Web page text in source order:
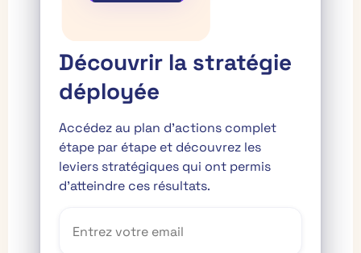
Découvrir la stratégie
déployée
Accédez au plan d’actions complet
étape par étape et découvrez les
leviers stratégiques qui ont permis
d’atteindre ces résultats.